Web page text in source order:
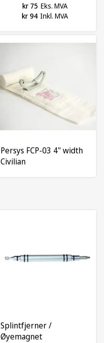
kr 75 Eks. MVA
kr 94 Inkl. MVA
Persys FCP-03 4" width
Civilian
Splintfjerner /
Øyemagnet